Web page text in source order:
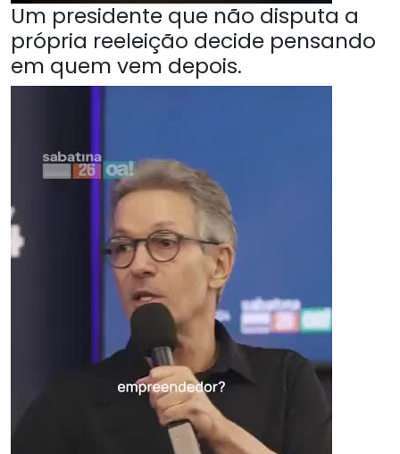
Um presidente que não disputa a
própria reeleição decide pensando
em quem vem depois.